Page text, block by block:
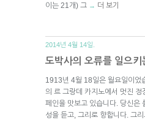
이는 21개) 그 → 더 보기
2014년 4월 14일.
도박사의 오류를 일으키
1913년 4월 18일은 월요일이었
의 르 그랑데 카지노에서 멋진
페인을 맛보고 있습니다. 당신은
성을 듣고, 그리로 향합니다. 그